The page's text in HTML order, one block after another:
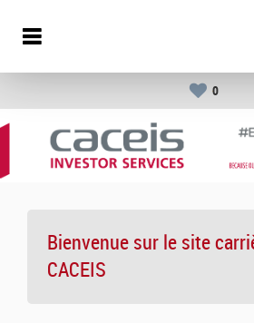
0
Bienvenue sur le site
CACEIS